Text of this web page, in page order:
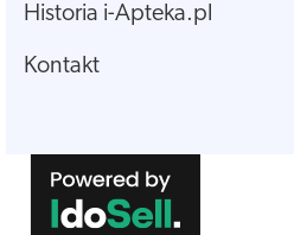
Historia i-Apteka.pl
Kontakt